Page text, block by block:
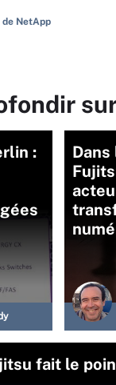
NetApp
:
fait le